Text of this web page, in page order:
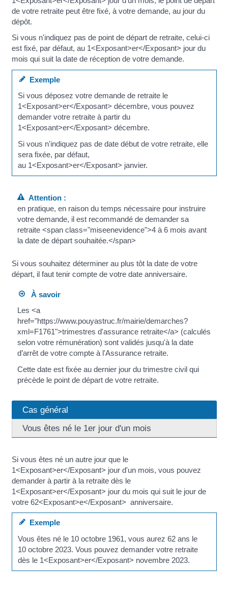
de votre retraite peut être fixé, à votre demande, au jour du
dépôt.
Si vous n'indiquez pas de point de départ de retraite, celui-ci
est fixé, par défaut, au 1<Exposant>er</Exposant> jour du
mois qui suit la date de réception de votre demande.
Exemple
Si vous déposez votre demande de retraite le
1<Exposant>er</Exposant> décembre, vous pouvez
demander votre retraite à partir du
1<Exposant>er</Exposant> décembre.
Si vous n'indiquez pas de date début de votre retraite, elle
sera fixée, par défaut,
au 1<Exposant>er</Exposant> janvier.
Attention :
en pratique, en raison du temps nécessaire pour instruire
votre demande, il est recommandé de demander sa
retraite <span class="miseenevidence">4 à 6 mois avant
la date de départ souhaitée.</span>
Si vous souhaitez déterminer au plus tôt la date de votre
départ, il faut tenir compte de votre date anniversaire.
À savoir
Les <a
href="https://www.pouyastruc.fr/mairie/demarches?
xml=F1761">trimestres d'assurance retraite</a> (calculés
selon votre rémunération) sont validés jusqu'à la date
d’arrêt de votre compte à l'Assurance retraite.
Cette date est fixée au dernier jour du trimestre civil qui
précède le point de départ de votre retraite.
Cas général
Vous êtes né le 1er jour d'un mois
Si vous êtes né un autre jour que le
1<Exposant>er</Exposant> jour d'un mois, vous pouvez
demander à partir à la retraite dès le
1<Exposant>er</Exposant> jour du mois qui suit le jour de
votre 62<Exposant>e</Exposant> anniversaire.
Exemple
Vous êtes né le 10 octobre 1961, vous aurez 62 ans le
10 octobre 2023. Vous pouvez demander votre retraite
dès le 1<Exposant>er</Exposant> novembre 2023.